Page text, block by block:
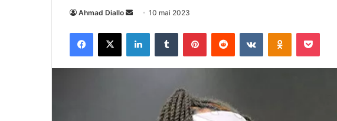
Ahmad Diallo
Envoyer
courriel
10 mai 2023
Facebook
X LinkedinTumblr PinterestReddit VKontakteOdnoklassniki